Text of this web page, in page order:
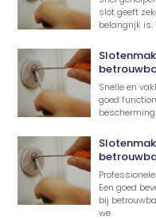
slot geeft
belangrijk is.
Snelle en
goed
Een goed
bij
we